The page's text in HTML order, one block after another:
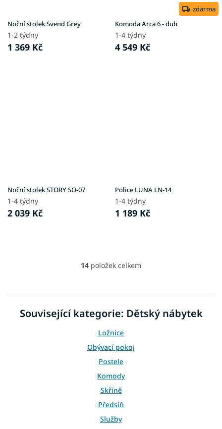
Noční stolek Svend Grey
1-2 týdny
1 369 Kč
zdarma
Komoda Arca 6 - dub
1-4 týdny
4 549 Kč
Noční stolek STORY SO-07
1-4 týdny
2 039 Kč
Police LUNA LN-14
1-4 týdny
1 189 Kč
O
á
d
a
í
p
r
v
k
y
v
ý
p
i
14 položek celkem
Související kategorie: Dětský nábytek
Ložnice
Obývací pokoj
Postele
Komody
Skříně
Předsíň
Služby